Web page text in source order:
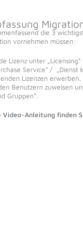
die 3
vornehmen müssen:
Lizenz unter
Service“ / „Dienst
Lizenzen erwerben.
Benutzern zuweisen
Gruppen“.
Anleitung finden